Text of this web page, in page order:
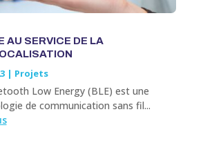
AU SERVICE DE LA
| Projets
Low Energy (BLE) est une
de communication sans fil...